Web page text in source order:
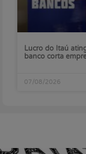
Lucro do Itaú
banco corta
07/08/2026